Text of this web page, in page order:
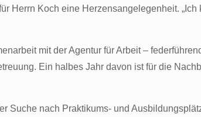
Koch eine Herzensangelegenheit. „Ich
mit der Agentur für Arbeit –
Ein halbes Jahr davon ist für die
Suche nach Praktikums- und